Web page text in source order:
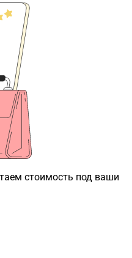
стоимость под ваши